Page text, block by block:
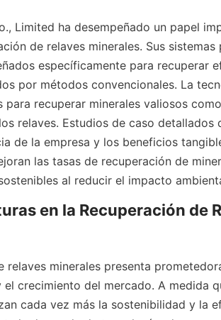
Limited ha desempeñado un papel
de relaves minerales. Sus
específicamente para recuperar
por métodos convencionales. La
recuperar minerales valiosos
relaves. Estudios de caso detallados
de la empresa y los beneficios
las tasas de recuperación de
en la Recuperación de
relaves minerales presenta
crecimiento del mercado. A medida
cada vez más la sostenibilidad y la